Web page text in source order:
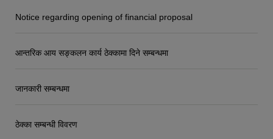
Notice regarding opening of financial proposal
आन्तरिक आय सङ्कलन कार्य ठेक्कामा दिने सम्बन्धमा
जानकारी सम्बन्धमा
ठेक्का सम्बन्धी विवरण